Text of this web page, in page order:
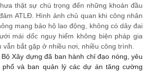
thật sự chú trọng đến những khoản đầu
ATLĐ. Hình ảnh chủ quan khi công nhân
mang bảo hộ lao động, không có dây đai
mái dốc nguy hiểm không biện pháp gia
vẫn bắt gặp ở nhiều nơi, nhiều công trình.
Xây dựng đã ban hành chỉ đạo nóng, yêu
phố và ban quản lý các dự án tăng cường